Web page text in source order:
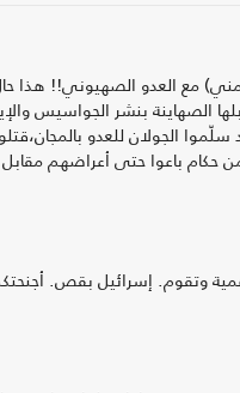
مع العدو الصهيوني!! هذا
الصهاينة بنشر الجواسيس
الجولان للعدو
من حكام باعوا حتى أعراضهم
وتقوم. إسرائيل بقص.